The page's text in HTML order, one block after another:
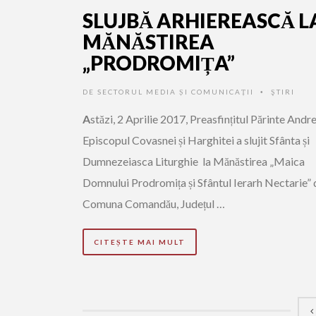
SLUJBĂ ARHIEREASCĂ
MĂNĂSTIREA
„PRODROMIȚA”
DE SECTORUL MEDIA ȘI COMUNICAȚII • ŞTIRI
Astăzi, 2 Aprilie 2017, Preasfințitul Părinte
Episcopul Covasnei și Harghitei a slujit Sfânta și
Dumnezeiasca Liturghie la Mănăstirea „Maica
Domnului Prodromița și Sfântul Ierarh Nectarie”
Comuna Comandău, Județul …
CITEȘTE MAI MULT